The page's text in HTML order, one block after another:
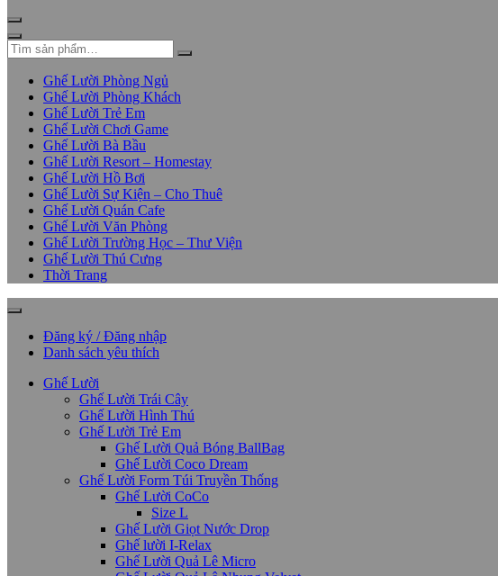
Ghế Lười Phòng Ngủ
Ghế Lười Phòng Khách
Ghế Lười Trẻ Em
Ghế Lười Chơi Game
Ghế Lười Bà Bầu
Ghế Lười Resort – Homestay
Ghế Lười Hồ Bơi
Ghế Lười Sự Kiện – Cho Thuê
Ghế Lười Quán Cafe
Ghế Lười Văn Phòng
Ghế Lười Trường Học – Thư Viện
Ghế Lười Thú Cưng
Thời Trang
Đăng ký / Đăng nhập
Danh sách yêu thích
Ghế Lười
Ghế Lười Trái Cây
Ghế Lười Hình Thú
Ghế Lười Trẻ Em
Ghế Lười Quả Bóng BallBag
Ghế Lười Coco Dream
Ghế Lười Form Túi Truyền Thống
Ghế Lười CoCo
Size L
Ghế Lười Giọt Nước Drop
Ghế lười I-Relax
Ghế Lười Quả Lê Micro